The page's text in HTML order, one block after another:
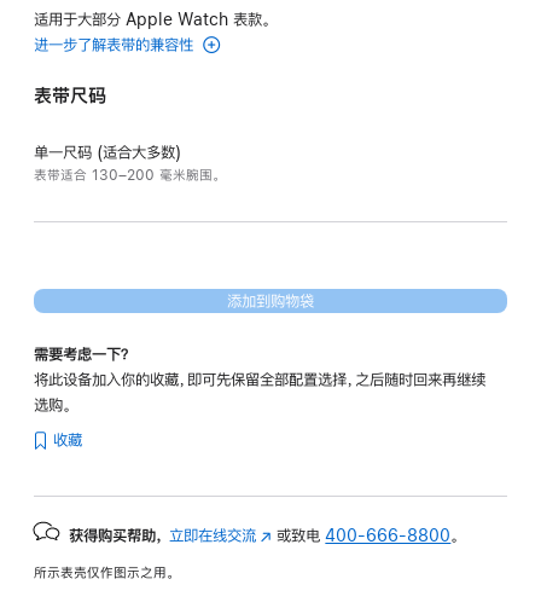
适用于大部分 Apple Watch 表款。
进一步了解表带的兼容性
表带尺码
单一尺码 (适合大多数)
表带适合 130–200 毫米腕围。
添加到购物袋
需要考虑一下？
将此设备加入你的收藏，即可先保留全部配置选择，之后随时回来再继续
选购。
收藏
获得购买帮助， 立即在线交流 (在 或致电400-666-8800 。
所示表壳仅作图示之用。